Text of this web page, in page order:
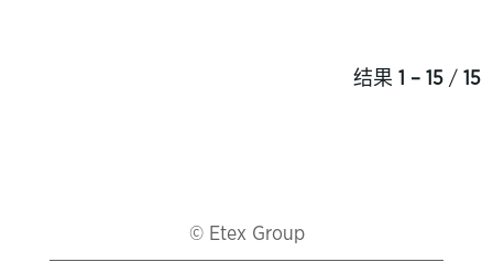
结果 1 – 15 / 15
© Etex Group